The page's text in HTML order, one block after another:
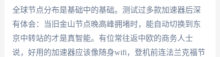
全球节点分布是基础中的基础。测试过多款加速器后深
有体会：当旧金山节点晚高峰拥堵时，能自动切换到东
京中转站的才是真智能。有位常往返中欧的商务人士
说，好用的加速器应该像随身wifi，登机前连法兰克福节